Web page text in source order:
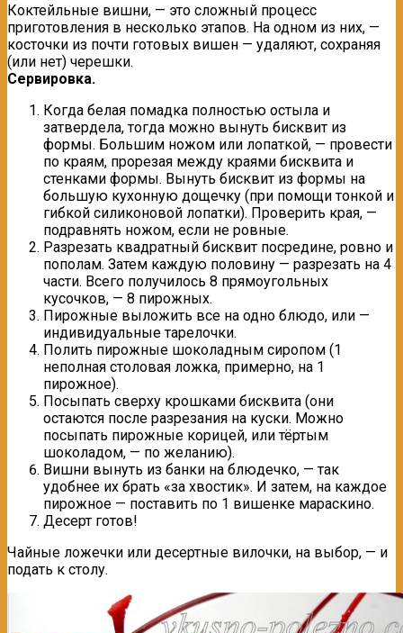
Коктейльные вишни, — это сложный процесс
приготовления в несколько этапов. На одном из них, —
косточки из почти готовых вишен — удаляют, сохраняя
(или нет) черешки.
Сервировка.
Когда белая помадка полностью остыла и
затвердела, тогда можно вынуть бисквит из
формы. Большим ножом или лопаткой, — провести
по краям, прорезая между краями бисквита и
стенками формы. Вынуть бисквит из формы на
большую кухонную дощечку (при помощи тонкой и
гибкой силиконовой лопатки). Проверить края, —
подравнять ножом, если не ровные.
Разрезать квадратный бисквит посредине, ровно и
пополам. Затем каждую половину — разрезать на 4
части. Всего получилось 8 прямоугольных
кусочков, — 8 пирожных.
Пирожные выложить все на одно блюдо, или —
индивидуальные тарелочки.
Полить пирожные шоколадным сиропом (1
неполная столовая ложка, примерно, на 1
пирожное).
Посыпать сверху крошками бисквита (они
остаются после разрезания на куски. Можно
посыпать пирожные корицей, или тёртым
шоколадом, — по желанию).
Вишни вынуть из банки на блюдечко, — так
удобнее их брать «за хвостик». И затем, на каждое
пирожное — поставить по 1 вишенке мараскино.
Десерт готов!
Чайные ложечки или десертные вилочки, на выбор, — и
подать к столу.